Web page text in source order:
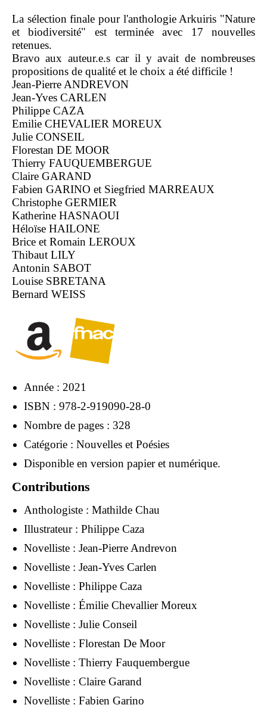
La sélection finale pour l'anthologie Arkuiris "Nature
et biodiversité" est terminée avec 17 nouvelles
retenues.
Bravo aux auteur.e.s car il y avait de nombreuses
propositions de qualité et le choix a été difficile !
Jean-Pierre ANDREVON
Jean-Yves CARLEN
Philippe CAZA
Emilie CHEVALIER MOREUX
Julie CONSEIL
Florestan DE MOOR
Thierry FAUQUEMBERGUE
Claire GARAND
Fabien GARINO et Siegfried MARREAUX
Christophe GERMIER
Katherine HASNAOUI
Héloïse HAILONE
Brice et Romain LEROUX
Thibaut LILY
Antonin SABOT
Louise SBRETANA
Bernard WEISS
Année : 2021
ISBN : 978-2-919090-28-0
Nombre de pages : 328
Catégorie : Nouvelles et Poésies
Disponible en version papier et numérique.
Contributions
Anthologiste : Mathilde Chau
Illustrateur : Philippe Caza
Novelliste : Jean-Pierre Andrevon
Novelliste : Jean-Yves Carlen
Novelliste : Philippe Caza
Novelliste : Émilie Chevallier Moreux
Novelliste : Julie Conseil
Novelliste : Florestan De Moor
Novelliste : Thierry Fauquembergue
Novelliste : Claire Garand
Novelliste : Fabien Garino